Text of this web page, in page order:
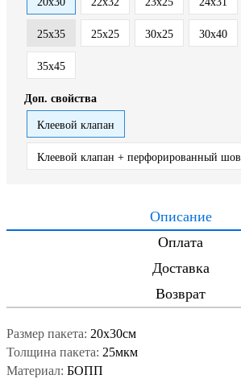
25x35 25х25 30x25 30x40
35x45
Доп. свойства
Клеевой клапан
Клеевой клапан + перфорированный шов
Описание
Оплата
Доставка
Возврат
Размер пакета: 20x30см
Толщина пакета: 25мкм
Материал: БОПП